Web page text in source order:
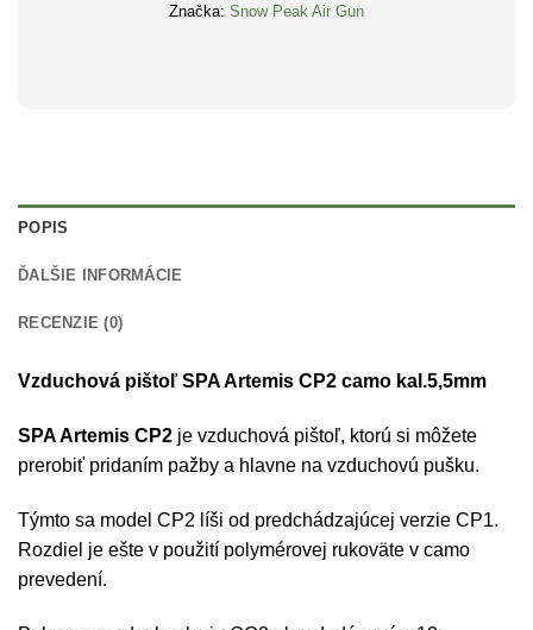
Značka: Snow Peak Air Gun
POPIS
ĎALŠIE INFORMÁCIE
RECENZIE (0)
Vzduchová pištoľ SPA Artemis CP2 camo kal.5,5mm
SPA Artemis CP2 je vzduchová pištoľ, ktorú si môžete
prerobiť pridaním pažby a hlavne na vzduchovú pušku.
Týmto sa model CP2 líši od predchádzajúcej verzie CP1.
Rozdiel je ešte v použití polymérovej ​​rukoväte v camo
prevedení.